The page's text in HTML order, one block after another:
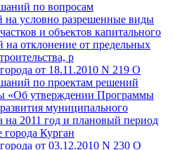
по вопросам
на условно разрешенные виды
и объектов капитального
на отклонение от предельных
р
от 18.11.2010 N 219 О
по проектам решений
«Об утверждении Программы
муниципального
на 2011 год и плановый период
Курган
от 03.12.2010 N 230 О